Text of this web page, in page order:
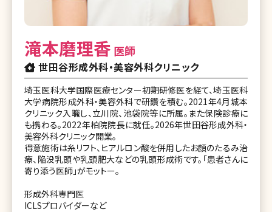
滝本磨理香 医師
世田谷形成外科・美容外科クリニック
埼玉医科大学国際医療センター初期研修医を経て、埼玉医科
大学病院形成外科・美容外科で研鑽を積む。2021年4月城本
クリニック入職し、立川院、池袋院等に所属。また保険診療に
も携わる。2022年柏院院長に就任。2026年世田谷形成外科・
美容外科クリニック開業。
得意施術は糸リフト、ヒアルロン酸を併用したお顔のたるみ治
療、陥没乳頭や乳頭肥大などの乳頭形成術です。「患者さんに
寄り添う医師」がモットー。
形成外科専門医
ICLSプロバイダーなど